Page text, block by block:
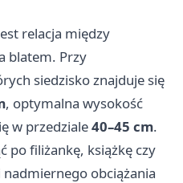
relacja między
blatem. Przy
siedzisko znajduje się
, optymalna wysokość
w przedziale40–45 cm.
po filiżankę, książkę czy
obciążania